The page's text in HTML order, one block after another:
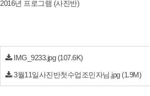
2016년 프로그램 (사진반)
IMG_9233.jpg(107.6K)
3월11일사진반첫수업조민자님.jpg(1.9M)